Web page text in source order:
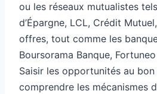
ou les réseaux mutualistes
d’Épargne, LCL, Crédit
offres, tout comme les
Boursorama Banque,
Saisir les opportunités au bon
comprendre les mécanismes